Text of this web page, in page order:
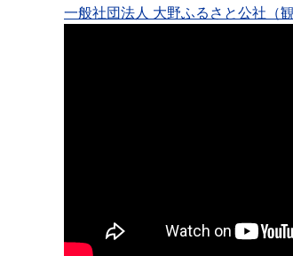
一般社団法人 大野ふるさと公社（観